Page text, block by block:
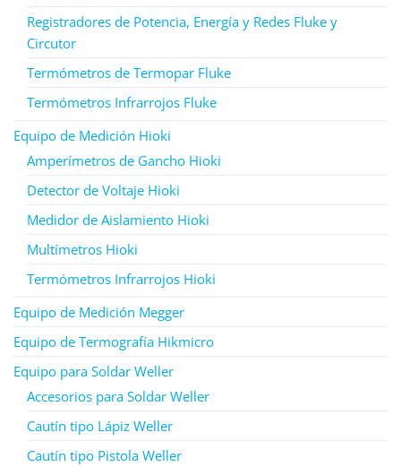
Registradores de Potencia, Energía y Redes Fluke y
Circutor
Termómetros de Termopar Fluke
Termómetros Infrarrojos Fluke
Equipo de Medición Hioki
Amperímetros de Gancho Hioki
Detector de Voltaje Hioki
Medidor de Aislamiento Hioki
Multímetros Hioki
Termómetros Infrarrojos Hioki
Equipo de Medición Megger
Equipo de Termografía Hikmicro
Equipo para Soldar Weller
Accesorios para Soldar Weller
Cautín tipo Lápiz Weller
Cautín tipo Pistola Weller